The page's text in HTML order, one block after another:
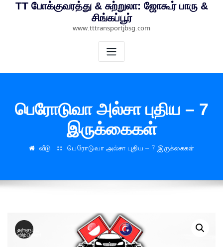
TT போக்குவரத்து & சுற்றுலா: ஜோகூர் பாரு &
சிங்கப்பூர்
www.tttransportjbsg.com
பெரோடுவா அல்சா புதிய – 7
இருக்கைகள்
வீடு பெரோடுவா அல்சா புதிய – 7 இருக்கைகள்
தள்ளுபடி
விற்பனை!